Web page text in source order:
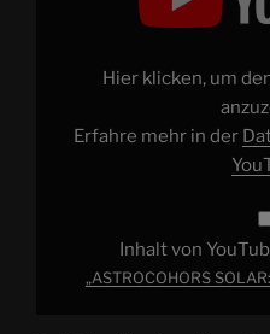
Hier klicken, um
Erfahre mehr in der
Inhalt von
„ASTROCOHORS